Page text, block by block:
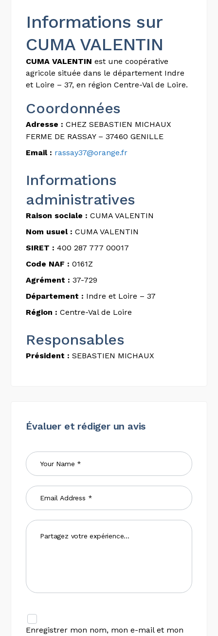
Informations sur
CUMA VALENTIN
CUMA VALENTIN est une coopérative
agricole située dans le département Indre
et Loire – 37, en région Centre-Val de Loire.
Coordonnées
Adresse : CHEZ SEBASTIEN MICHAUX
FERME DE RASSAY – 37460 GENILLE
Email : rassay37@orange.fr
Informations
administratives
Raison sociale : CUMA VALENTIN
Nom usuel : CUMA VALENTIN
SIRET : 400 287 777 00017
Code NAF : 0161Z
Agrément : 37-729
Département : Indre et Loire – 37
Région : Centre-Val de Loire
Responsables
Président : SEBASTIEN MICHAUX
Évaluer et rédiger un avis
Enregistrer mon nom, mon e-mail et mon